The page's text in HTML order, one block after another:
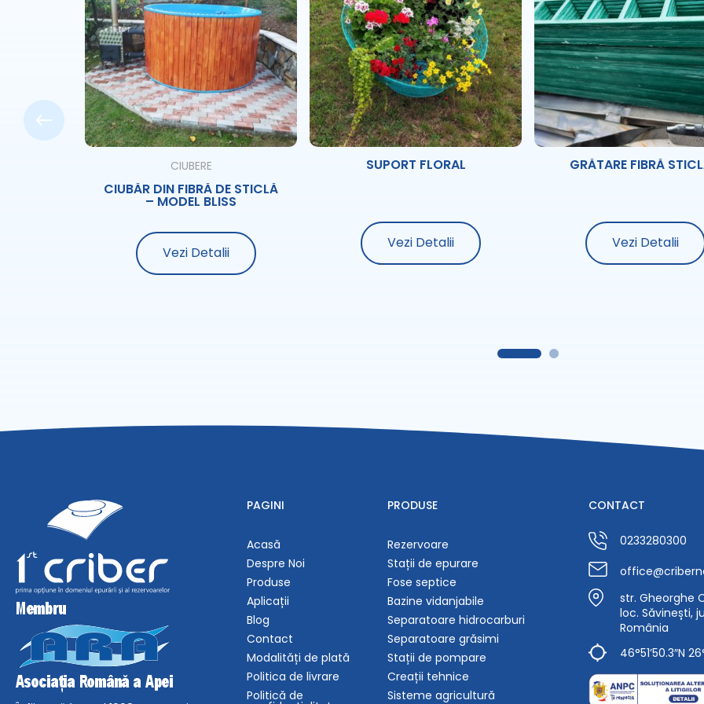
CIUBERE
CIUBĂR DIN FIBRĂ DE STICLĂ
– MODEL BLISS
Vezi Detalii
SUPORT FLORAL
Vezi Detalii
GRĂTARE FIBRĂ
Vezi Detalii
PAGINI
Acasă
Despre Noi
Produse
Aplicații
Blog
Contact
Modalități de plată
Politica de livrare
Politică de
PRODUSE
Rezervoare
Stații de epurare
Fose septice
Bazine vidanjabile
Separatoare hidrocarburi
Separatoare grăsimi
Stații de pompare
Creații tehnice
Sisteme agricultură
CONTACT
0233280300
str. Gheorghe
loc. Săvinești,
România
46°51’50.3″N